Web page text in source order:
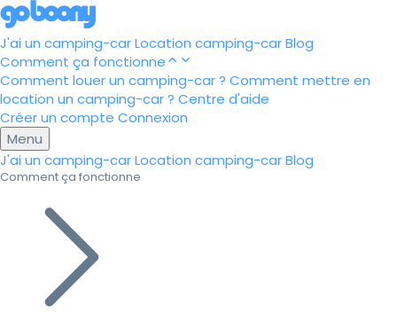
J'ai un camping-carLocation camping-carBlog
Comment ça fonctionne
Comment louer un camping-car ? Comment mettre en
location un camping-car ? Centre d'aide
Créer un compte Connexion
Menu
J'ai un camping-carLocation camping-carBlog
Comment ça fonctionne